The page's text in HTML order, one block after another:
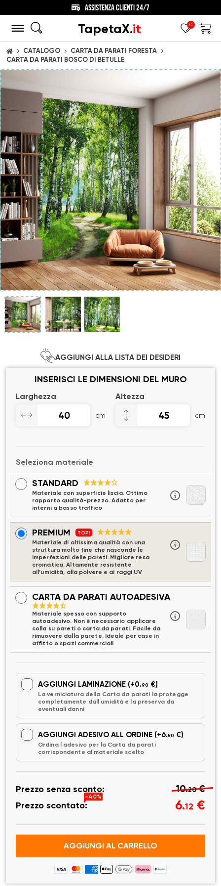
ASSISTENZA CLIENTI 24/7
TapetaX.it 0
CASA CATALOGO
CARTA DA PARATI FORESTA
CARTA DA PARATI BOSCO DI BETULLE
AGGIUNGI ALLA LISTA DEI DESIDERI
INSERISCI LE DIMENSIONI DEL MURO
Larghezza
cm
Altezza
cm
Seleziona materiale
STANDARD
Materiale con superficie liscia. Ottimo
rapporto qualità-prezzo. Adatto per
interni a basso traffico
PREMIUM TOP!
Materiale di altissima qualità con una
struttura molto fine che nasconde le
imperfezioni delle pareti. Migliore resa
cromatica. Altamente resistente
all’umidità, alla polvere e ai raggi UV
CARTA DA PARATI AUTOADESIVA
Materiale spesso con supporto
autoadesivo. Non è necessario applicare
colla su pareti o carta da parati. Facile da
rimuovere dalla parete. Ideale per case in
affitto o spazi commerciali
AGGIUNGI LAMINAZIONE (+0.90 €)
La verniciatura della Carta da parati la protegge
completamente dall umidità e la preserva da
eventuali danni
AGGIUNGI ADESIVO ALL ORDINE (+6.50 €)
Ordina l adesivo per la Carta da parati
corrispondente al materiale scelto
Prezzo senza sconto: 10.20€
Prezzo scontato:
-40%
6.12 €
AGGIUNGI AL CARRELLO